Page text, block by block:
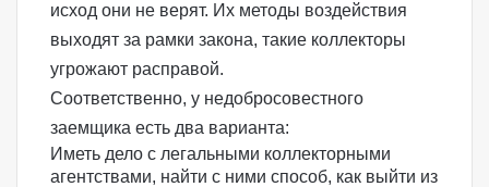
исход они не верят. Их методы воздействия
выходят за рамки закона, такие коллекторы
угрожают расправой.
Соответственно, у недобросовестного
заемщика есть два варианта:
Иметь дело с легальными коллекторными
агентствами, найти с ними способ, как выйти из